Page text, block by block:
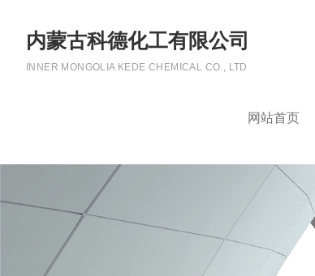
内蒙古科德化工有限公司
INNER MONGOLIA KEDE CHEMICAL CO., LTD
网站首页